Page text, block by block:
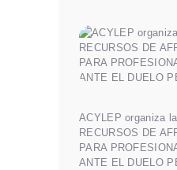
ACYLEP organiza
RECURSOS DE
PARA
ANTE EL DUELO